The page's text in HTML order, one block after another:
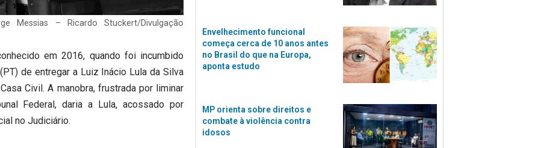
Messias – Ricardo Stuckert/Divulgação
em 2016, quando foi incumbido
de entregar a Luiz Inácio Lula da Silva
Civil. A manobra, frustrada por liminar
Federal, daria a Lula, acossado por
no Judiciário.
Envelhecimento funcional
começa cerca de 10 anos antes
no Brasil do que na Europa,
aponta estudo
MP orienta sobre direitos e
combate à violência contra
idosos